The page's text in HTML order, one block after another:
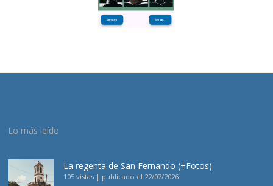
Lo más leído
La regenta de San Fernando (+Fotos)
105 vistas | publicado el 22/07/2026